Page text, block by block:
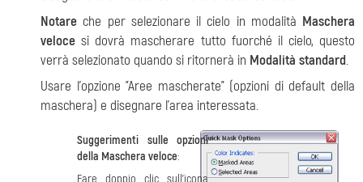
Notare che per selezionare il cielo in modalità Maschera
veloce si dovrà mascherare tutto fuorché il cielo, questo
verrà selezionato quando si ritornerà in Modalità standard.
Usare l’opzione "Aree mascherate" (opzioni di default della
maschera) e disegnare l’area interessata.
Suggerimenti sulle opzioni
della Maschera veloce: